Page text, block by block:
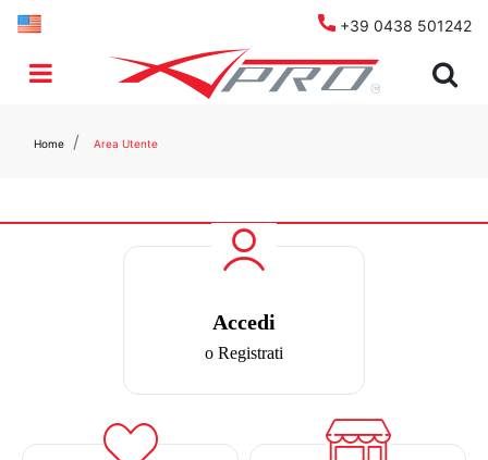
+39 0438 501242
Open menu
Home Area Utente
Accedi
o Registrati